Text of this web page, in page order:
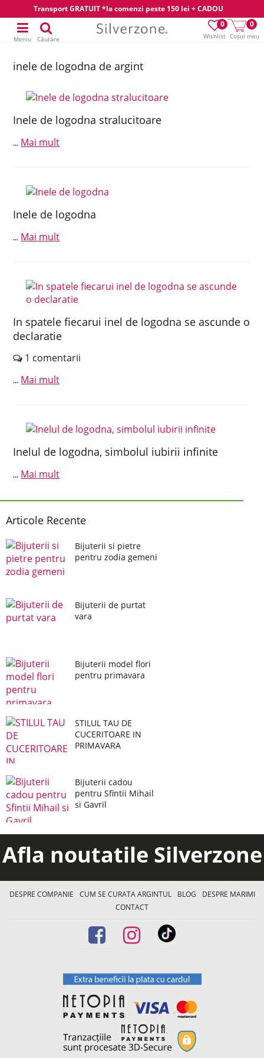
Transport GRATUIT *la comenzi peste 150 lei + CADOU
Wishlist
0
Coșul meu
0
Meniu Căutare
inele de logodna de argint
Inele de logodna stralucitoare
... Mai mult
Inele de logodna
... Mai mult
In spatele fiecarui inel de logodna se ascunde o
declaratie
1 comentarii
... Mai mult
Inelul de logodna, simbolul iubirii infinite
... Mai mult
Articole Recente
Bijuterii si pietre
pentru zodia gemeni
Bijuterii de purtat
vara
Bijuterii model flori
pentru primavara
STILUL TAU DE
CUCERITOARE IN
PRIMAVARA
Bijuterii cadou
pentru Sfintii Mihail
si Gavril
Afla noutatile Silverzone
DESPRE COMPANIE CUM SE CURATA ARGINTUL BLOG
DESPRE MARIMI
CONTACT